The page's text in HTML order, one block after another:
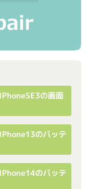
の画面
のバッテ
のバッテ